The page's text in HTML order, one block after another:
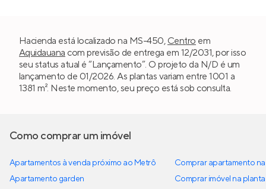
Hacienda está localizado na MS-450, Centro em
Aquidauana com previsão de entrega em 12/2031, por isso
seu status atual é “Lançamento”. O projeto da N/D é um
lançamento de 01/2026. As plantas variam entre 1001 a
1381 m². Neste momento, seu preço está sob consulta.
Como comprar um imóvel
Apartamentos à venda próximo ao Metrô
Apartamento garden
Comprar apartamento
Comprar imóvel na planta